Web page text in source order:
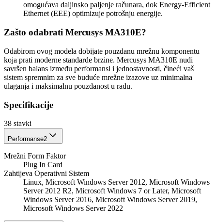
omogućava daljinsko paljenje računara, dok Energy-Efficient
Ethernet (EEE) optimizuje potrošnju energije.
Zašto odabrati Mercusys MA310E?
Odabirom ovog modela dobijate pouzdanu mrežnu komponentu
koja prati moderne standarde brzine. Mercusys MA310E nudi
savršen balans između performansi i jednostavnosti, čineći vaš
sistem spremnim za sve buduće mrežne izazove uz minimalna
ulaganja i maksimalnu pouzdanost u radu.
Specifikacije
38 stavki
Performanse2
Mrežni Form Faktor
Plug In Card
Zahtijeva Operativni Sistem
Linux, Microsoft Windows Server 2012, Microsoft Windows
Server 2012 R2, Microsoft Windows 7 or Later, Microsoft
Windows Server 2016, Microsoft Windows Server 2019,
Microsoft Windows Server 2022